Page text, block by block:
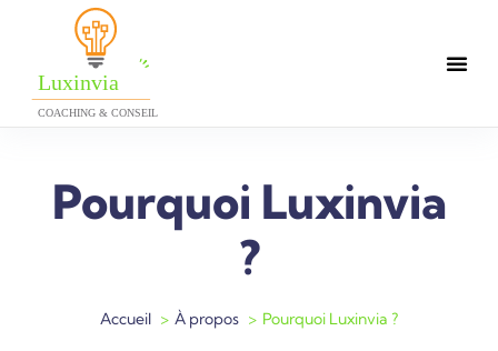
Pourquoi Luxinvia
?
Accueil À propos Pourquoi Luxinvia ?